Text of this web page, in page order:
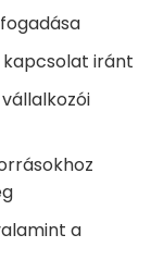
kapcsolat iránt
a